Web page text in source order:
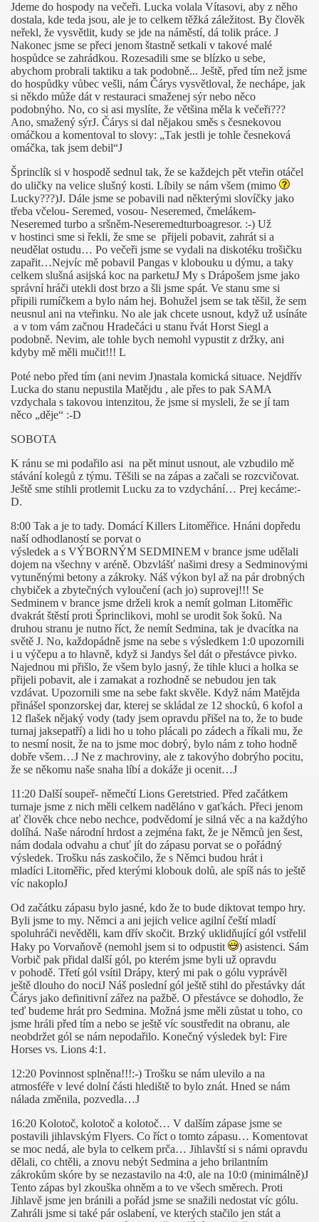
Jdeme do hospody na večeři. Lucka volala Vítasovi, aby z něho
dostala, kde teda jsou, ale je to celkem těžká záležitost. By člověk
neřekl, že vysvětlit, kudy se jde na náměstí, dá tolik práce. J
Nakonec jsme se přeci jenom štastně setkali v takové malé
hospůdce se zahrádkou. Rozesadili sme se blízko u sebe,
abychom probrali taktiku a tak podobně... Ještě, před tím než jsme
do hospůdky vůbec vešli, nám Čárys vysvětloval, že nechápe, jak
si někdo může dát v restauraci smaženej sýr nebo něco
podobnýho. No, co si asi myslíte, že většina měla k večeři???
Ano, smažený sýrJ. Čárys si dal nějakou směs s česnekovou
omáčkou a komentoval to slovy: „Tak jestli je tohle česneková
omáčka, tak jsem debil“J
Šprinclík si v hospodě sednul tak, že se každejch pět vteřin otáčel
do uličky na velice slušný kosti. Líbily se nám všem (mimo
Lucky???)J. Dále jsme se pobavili nad některými slovíčky jako
třeba včelou- Seremed, vosou- Neseremed, čmelákem-
Neseremed turbo a sršněm-Neseremedturboagresor. :-) Už
v hostinci sme si řekli, že sme se přijeli pobavit, zahrát si a
neudělat ostudu… Po večeři jsme se vydali na diskotéku trošičku
zapařit…Nejvíc mě pobavil Pangas v klobouku u dýmu, a taky
celkem slušná asijská koc na parketuJ My s Drápošem jsme jako
správní hráči utekli dost brzo a šli jsme spát. Ve stanu sme si
připili rumíčkem a bylo nám hej. Bohužel jsem se tak těšil, že sem
neusnul ani na vteřinku. No ale jak chcete usnout, když už usínáte
a v tom vám začnou Hradečáci u stanu řvát Horst Siegl a
podobně. Nevim, ale tohle bych nemohl vypustit z držky, ani
kdyby mě měli mučit!!! L
Poté nebo před tím (ani nevim J)nastala komická situace. Nejdřív
Lucka do stanu nepustila Matějdu , ale přes to pak SAMA
vzdychala s takovou intenzitou, že jsme si mysleli, že se jí tam
něco „děje“ :-D
SOBOTA
K ránu se mi podařilo asi na pět minut usnout, ale vzbudilo mě
stávání kolegů z týmu. Těšili se na zápas a začali se rozcvičovat.
Ještě sme stihli protlemit Lucku za to vzdychání… Prej kecáme:-
D.
8:00 Tak a je to tady. Domácí Killers Litoměřice. Hnáni dopředu
naší odhodlaností se porvat o
výsledek a s VÝBORNÝM SEDMINEM v brance jsme udělali
dojem na všechny v aréně. Obzvlášť našimi dresy a Sedminovými
vytuněnými betony a zákroky. Náš výkon byl až na pár drobných
chybiček a zbytečných vyloučení (ach jo) suprovej!!! Se
Sedminem v brance jsme drželi krok a nemít golman Litoměřic
dvakrát štěstí proti Šprinclikovi, mohl se urodit šok šoků. Na
druhou stranu je nutno říct, že nemít Sedmina, tak je dvacítka na
světě J. No, každopádně jsme na sebe s výsledkem 1:0 upozornili
i u výčepu a to hlavně, když si Jandys šel dát o přestávce pivko.
Najednou mi přišlo, že všem bylo jasný, že tihle kluci a holka se
přijeli pobavit, ale i zamakat a rozhodně se nebudou jen tak
vzdávat. Upozornili sme na sebe fakt skvěle. Když nám Matějda
přinášel sponzorskej dar, kterej se skládal ze 12 shocků, 6 kofol a
12 flašek nějaký vody (tady jsem opravdu přišel na to, že to bude
turnaj jaksepatří) a lidi ho u toho plácali po zádech a říkali mu, že
to nesmí nosit, že na to jsme moc dobrý, bylo nám z toho hodně
dobře všem…J Ne z machroviny, ale z takovýho dobrýho pocitu,
že se někomu naše snaha líbí a dokáže ji ocenit…J
11:20 Další soupeř- němečtí Lions Geretstried. Před začátkem
turnaje jsme z nich měli celkem naděláno v gaťkách. Přeci jenom
ať člověk chce nebo nechce, podvědomí je silná věc a na každýho
dolíhá. Naše národní hrdost a zejména fakt, že je Němců jen šest,
nám dodala odvahu a chuť jít do zápasu porvat se o pořádný
výsledek. Trošku nás zaskočilo, že s Němci budou hrát i
mladíci Litoměřic, před kterými klobouk dolů, ale spíš nás to ještě
víc nakoploJ
Od začátku zápasu bylo jasné, kdo že to bude diktovat tempo hry.
Byli jsme to my. Němci a ani jejich velice agilní čeští mladí
spoluhráči nevěděli, kam dřív skočit. Brzký uklidňující gól vstřelil
Haky po Vorvaňově (nemohl jsem si to odpustit
) asistenci. Sám
Vorbič pak přidal další gól, po kterém jsme byli už opravdu
v pohodě. Třetí gól vsítil Drápy, který mi pak o gólu vyprávěl
ještě dlouho do nociJ Náš poslední gól ještě stihl do přestávky dát
Čárys jako definitivní zářez na pažbě. O přestávce se dohodlo, že
teď budeme hrát pro Sedmina. Možná jsme měli zůstat u toho, co
jsme hráli před tím a nebo se ještě víc soustředit na obranu, ale
neobdržet gól se nám nepodařilo. Konečný výsledek byl: Fire
Horses vs. Lions 4:1.
12:20 Povinnost splněna!!!:-) Trošku se nám ulevilo a na
atmosféře v levé dolní části hlediště to bylo znát. Hned se nám
nálada změnila, pozvedla…J
16:20 Kolotoč, kolotoč a kolotoč… V dalším zápase jsme se
postavili jihlavským Flyers. Co říct o tomto zápasu… Komentovat
se moc nedá, ale byla to celkem prča… Jihlavští si s námi opravdu
dělali, co chtěli, a znovu nebýt Sedmina a jeho brilantním
zákrokům skóre by se nezastavilo na 4:0, ale na 10:0 (minimálně)J
Tento zápas byl zkouška ohněm a to ve všech směrech. Proti
Jihlavě jsme jen bránili a pořád jsme se snažili nedostat víc gólu.
Zahráli jsme si také pár oslabení, ve kterých stačilo jen stát a